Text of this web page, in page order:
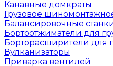
Канавные домкраты
Грузовое
Балансировочные
Бортоотжиматели для
Борторасширители для
Вулканизаторы
Приварка вентилей